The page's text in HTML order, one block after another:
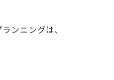
ンニングは、